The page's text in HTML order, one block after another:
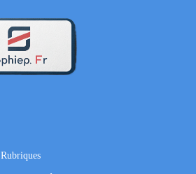
Rubriques